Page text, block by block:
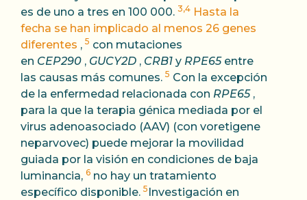
es de uno a tres en 100 000. 3,4 Hasta la
fecha se han implicado al menos 26 genes
diferentes , 5 con mutaciones
en CEP290 , GUCY2D , CRB1 y RPE65entre
las causas más comunes. 5 Con la excepción
de la enfermedad relacionada con RPE65,
para la que la terapia génica mediada por el
virus adenoasociado (AAV) (con voretigene
neparvovec) puede mejorar la movilidad
guiada por la visión en condiciones de baja
luminancia, 6 no hay un tratamiento
específico disponible. 5 Investigación en